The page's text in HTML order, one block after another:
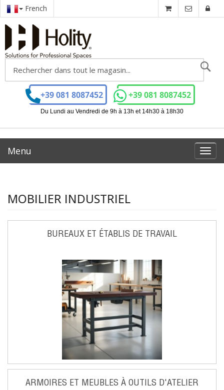
French
+39 081 8087452 +39 081 8087452
Du Lundi au Vendredi de 9h à 13h et 14h30 à 18h30
Menu
MOBILIER INDUSTRIEL
BUREAUX ET ÉTABLIS DE TRAVAIL
ARMOIRES ET MEUBLES À OUTILS D'ATELIER